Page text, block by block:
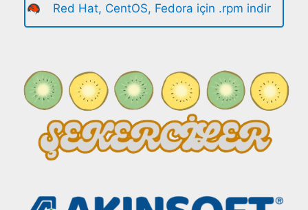
Red Hat, CentOS, Fedora için .rpm indir